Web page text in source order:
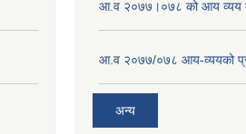
आ.व २०७७।०७८ को आय व्यय
आ.व २०७७/०७८ आय-व्ययको
अन्य